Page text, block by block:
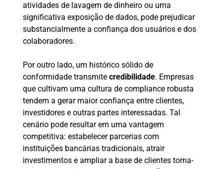
atividades de lavagem de dinheiro ou uma
significativa exposição de dados, pode prejudicar
substancialmente a confiança dos usuários e dos
colaboradores.
Por outro lado, um histórico sólido de
conformidade transmite credibilidade. Empresas
que cultivam uma cultura de compliance robusta
tendem a gerar maior confiança entre clientes,
investidores e outras partes interessadas. Tal
cenário pode resultar em uma vantagem
competitiva: estabelecer parcerias com
instituições bancárias tradicionais, atrair
investimentos e ampliar a base de clientes torna-